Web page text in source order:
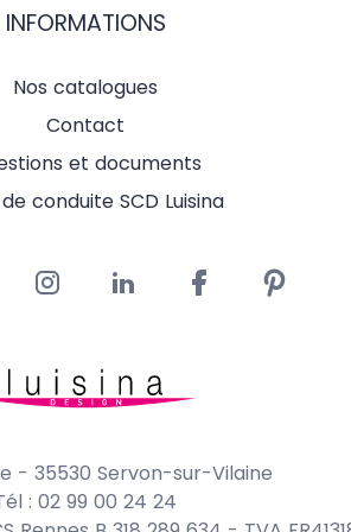
INFORMATIONS
Nos catalogues
Contact
et documents
conduite SCD Luisina
- 35530 Servon-sur-Vilaine
: 02 99 00 24 24